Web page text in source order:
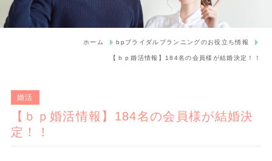
ホーム bpブライダルプランニングのお役立ち情報
【ｂｐ婚活情報】184名の会員様が結婚決定！！
婚活
【ｂｐ婚活情報】184名の会員様が結婚決
定！！